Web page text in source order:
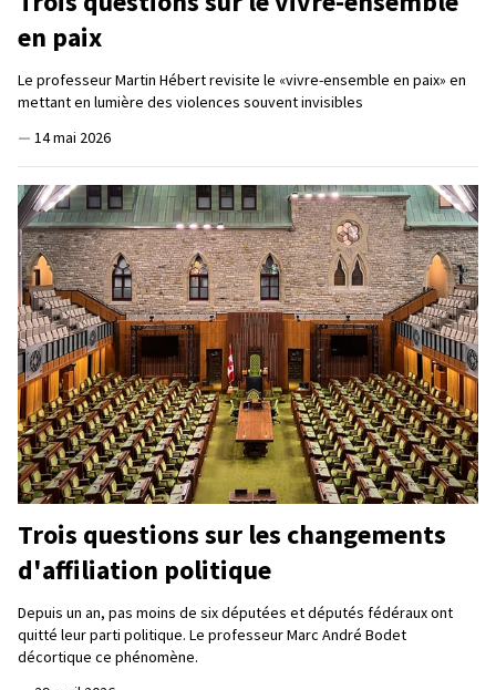
en paix
Le professeur Martin Hébert revisite le «vivre-ensemble en paix» en
mettant en lumière des violences souvent invisibles
— 14 mai 2026
Trois questions sur les changements
d'affiliation politique
Depuis un an, pas moins de six députées et députés fédéraux ont
quitté leur parti politique. Le professeur Marc André Bodet
décortique ce phénomène.